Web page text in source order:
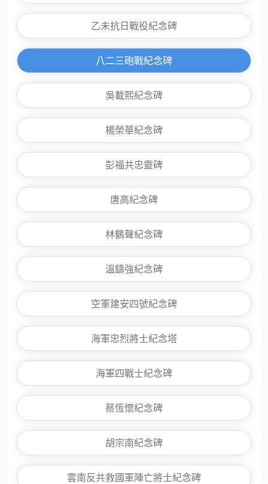
乙未抗日戰役紀念碑
八二三砲戰紀念碑
吳載熙紀念碑
楊榮華紀念碑
彭福共忠靈碑
唐高紀念碑
林鶴聲紀念碑
溫鑄強紀念碑
空軍建安四號紀念碑
海軍忠烈將士紀念塔
海軍四戰士紀念碑
蔡恆懷紀念碑
胡宗南紀念碑
雲南反共救國軍陣亡將士紀念碑